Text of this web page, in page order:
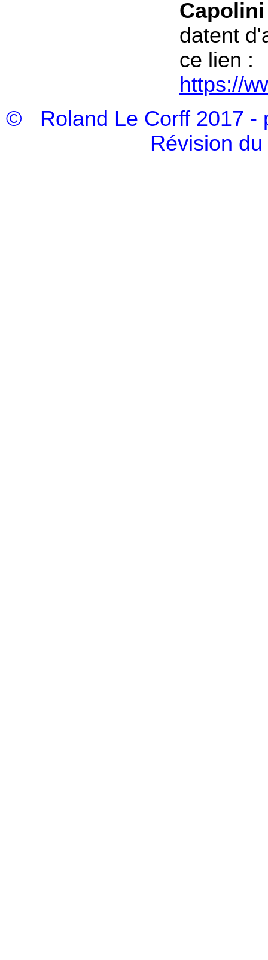
Capolini
datent
ce lien :
https://
© Roland Le Corff 2017 -
Révision